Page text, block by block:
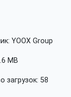
YOOX Group
MB
загрузок: 58